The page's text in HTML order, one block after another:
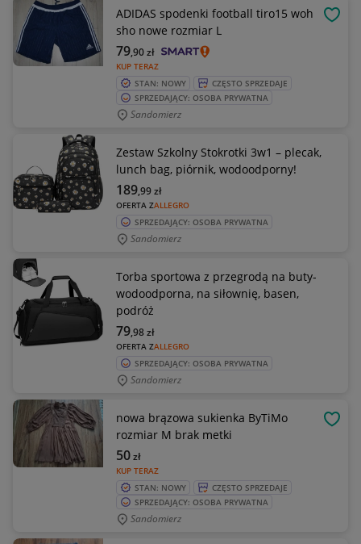
ADIDAS spodenki football tiro15 woh
sho nowe rozmiar L
KUP TERAZ
79,90zł
STAN: NOWY
CZĘSTO SPRZEDAJE
SPRZEDAJĄCY: OSOBA PRYWATNA
Sandomierz
Zestaw Szkolny Stokrotki 3w1 – plecak,
lunch bag, piórnik, wodoodporny!
OFERTA ZALLEGRO
189,99zł
SPRZEDAJĄCY: OSOBA PRYWATNA
Sandomierz
Torba sportowa z przegrodą na buty-
wodoodporna, na siłownię, basen,
podróż
OFERTA ZALLEGRO
79,98zł
SPRZEDAJĄCY: OSOBA PRYWATNA
Sandomierz
nowa brązowa sukienka ByTiMo
rozmiar M brak metki
KUP TERAZ
50zł
STAN: NOWY
CZĘSTO SPRZEDAJE
SPRZEDAJĄCY: OSOBA PRYWATNA
Sandomierz